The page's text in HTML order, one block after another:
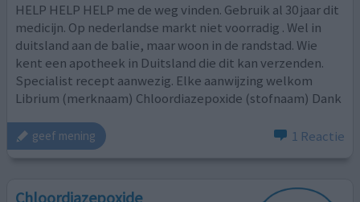
HELP HELP HELP me de weg vinden. Gebruik al 30 jaar dit
medicijn. Op nederlandse markt niet voorradig . Wel in
duitsland aan de balie, maar woon in de randstad. Wie
kent een apotheek in Duitsland die dit kan verzenden.
Specialist recept aanwezig. Elke aanwijzing welkom
Librium (merknaam) Chloordiazepoxide (stofnaam) Dank
geef mening 1 Reactie
Chloordiazepoxide